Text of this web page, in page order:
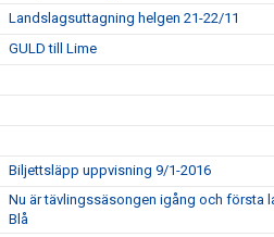
Landslagsuttagning helgen 21-22/11
GULD till Lime
Biljettsläpp uppvisning 9/1-2016
Nu är tävlingssäsongen igång och första
Blå